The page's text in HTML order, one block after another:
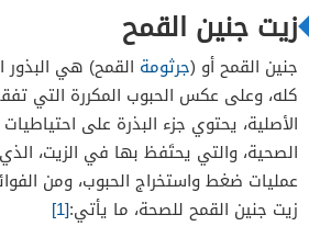
زيت جنين القمح
جنين القمح أو (جرثومة القمح) هي
كله، وعلى عكس الحبوب المكررة التي
الأصلية، يحتوي جزء البذرة على
الصحية، والتي يحتَفظ بها في الزيت،
عمليات ضغط واستخراج الحبوب، ومن
زيت جنين القمح للصحة، ما يأتي:[1]